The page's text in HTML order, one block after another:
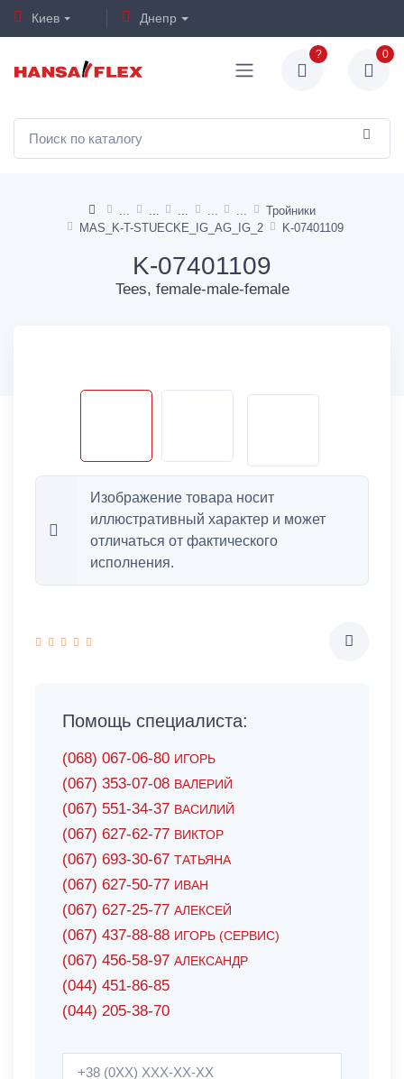
Киев Днепр
? 0
Тройники
MAS_K-T-STUECKE_IG_AG_IG_2
K-07401109
K-07401109
Tees, female-male-female
Изображение товара носит
иллюстративный характер и может
отличаться от фактического
исполнения.
Помощь специалиста:
(068) 067-06-80 ИГОРЬ
(067) 353-07-08 ВАЛЕРИЙ
(067) 551-34-37 ВАСИЛИЙ
(067) 627-62-77 ВИКТОР
(067) 693-30-67 ТАТЬЯНА
(067) 627-50-77 ИВАН
(067) 627-25-77 АЛЕКСЕЙ
(067) 437-88-88 ИГОРЬ (СЕРВИС)
(067) 456-58-97 АЛЕКСАНДР
(044) 451-86-85
(044) 205-38-70